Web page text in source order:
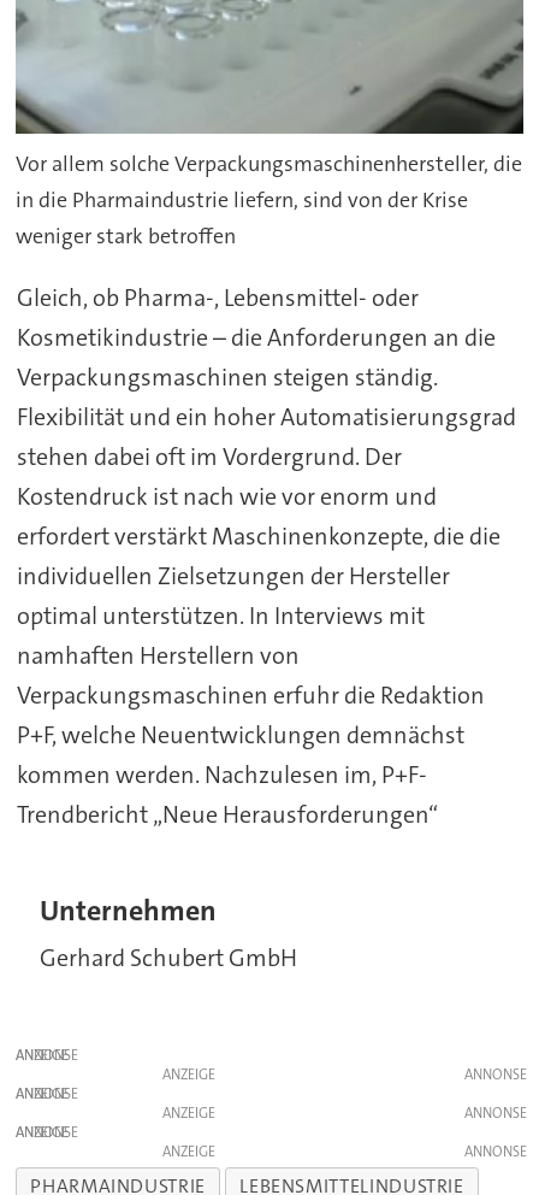
Vor allem solche Verpackungsmaschinenhersteller, die
in die Pharmaindustrie liefern, sind von der Krise
weniger stark betroffen
Gleich, ob Pharma-, Lebensmittel- oder
Kosmetikindustrie – die Anforderungen an die
Verpackungsmaschinen steigen ständig.
Flexibilität und ein hoher Automatisierungsgrad
stehen dabei oft im Vordergrund. Der
Kostendruck ist nach wie vor enorm und
erfordert verstärkt Maschinenkonzepte, die die
individuellen Zielsetzungen der Hersteller
optimal unterstützen. In Interviews mit
namhaften Herstellern von
Verpackungsmaschinen erfuhr die Redaktion
P+F, welche Neuentwicklungen demnächst
kommen werden. Nachzulesen im, P+F-
Trendbericht „Neue Herausforderungen“
Unternehmen
Gerhard Schubert GmbH
ANZEIGE
ANZEIGE
ANZEIGE
ANZEIGE
ANZEIGE
ANZEIGE
PHARMAINDUSTRIE
LEBENSMITTELINDUSTRIE